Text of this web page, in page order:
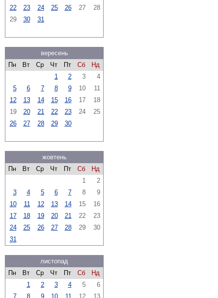
22
23 24 25 26 27
28
29
30 31
вересень
Пн
Вт Ср Чт Пт Сб
Нд
1
2 3
4
5
6 7 8 9 10
11
12
13 14 15 16 17
18
19
20 21 22 23 24
25
26
27 28 29 30
жовтень
Пн
Вт Ср Чт Пт Сб
Нд
1
2
3
4 5 6 7 8
9
10
11 12 13 14 15
16
17
18 19 20 21 22
23
24
25 26 27 28 29
30
31
листопад
Пн
Вт Ср Чт Пт Сб
Нд
1
2 3 4 5
6
7
8 9 10 11 12 13